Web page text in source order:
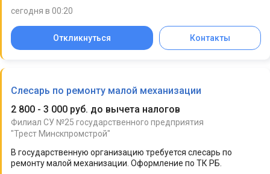
сегодня в 00:20
Откликнуться Контакты
Слесарь по ремонту малой механизации
2 800 - 3 000 руб. до вычета налогов
Филиал СУ №25 государственного предприятия
"Трест Минскпромстрой"
В государственную организацию требуется слесарь по
ремонту малой механизации. Оформление по ТК РБ.